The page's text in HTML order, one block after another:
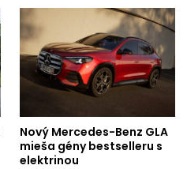
Nový Mercedes-Benz GLA
mieša gény bestselleru s
elektrinou